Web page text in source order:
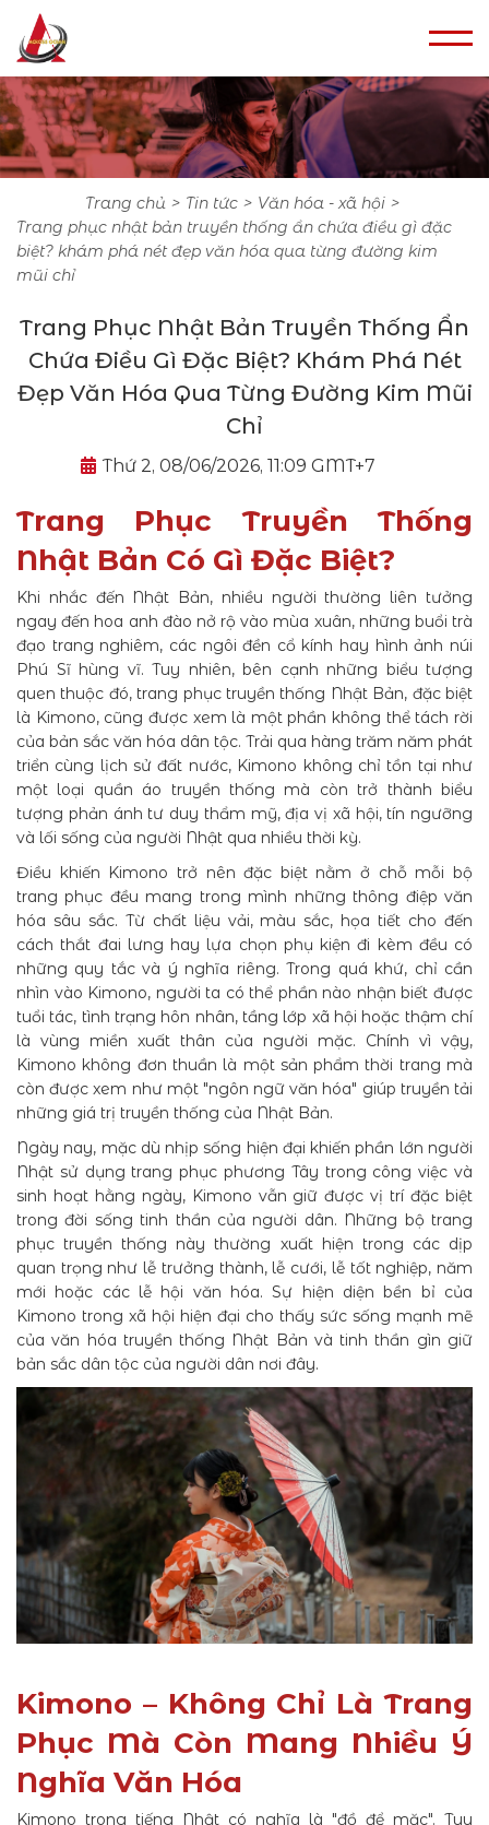
trang chủ tin tức
văn hóa - xã hội
trang phục nhật bản truyền thống ẩn chứa điều gì đặc
biệt? khám phá nét đẹp văn hóa qua từng đường kim
mũi chỉ
Trang Phục Nhật Bản Truyền Thống Ẩn
Chứa Điều Gì Đặc Biệt? Khám Phá Nét
Đẹp Văn Hóa Qua Từng Đường Kim Mũi
Chỉ
Thứ 2, 08/06/2026, 11:09 GMT+7
Trang Phục Truyền Thống
Nhật Bản Có Gì Đặc Biệt?
Khi nhắc đến Nhật Bản, nhiều người thường liên tưởng
ngay đến hoa anh đào nở rộ vào mùa xuân, những buổi trà
đạo trang nghiêm, các ngôi đền cổ kính hay hình ảnh núi
Phú Sĩ hùng vĩ. Tuy nhiên, bên cạnh những biểu tượng
quen thuộc đó, trang phục truyền thống Nhật Bản, đặc biệt
là Kimono, cũng được xem là một phần không thể tách rời
của bản sắc văn hóa dân tộc. Trải qua hàng trăm năm phát
triển cùng lịch sử đất nước, Kimono không chỉ tồn tại như
một loại quần áo truyền thống mà còn trở thành biểu
tượng phản ánh tư duy thẩm mỹ, địa vị xã hội, tín ngưỡng
và lối sống của người Nhật qua nhiều thời kỳ.
Điều khiến Kimono trở nên đặc biệt nằm ở chỗ mỗi bộ
trang phục đều mang trong mình những thông điệp văn
hóa sâu sắc. Từ chất liệu vải, màu sắc, họa tiết cho đến
cách thắt đai lưng hay lựa chọn phụ kiện đi kèm đều có
những quy tắc và ý nghĩa riêng. Trong quá khứ, chỉ cần
nhìn vào Kimono, người ta có thể phần nào nhận biết được
tuổi tác, tình trạng hôn nhân, tầng lớp xã hội hoặc thậm chí
là vùng miền xuất thân của người mặc. Chính vì vậy,
Kimono không đơn thuần là một sản phẩm thời trang mà
còn được xem như một "ngôn ngữ văn hóa" giúp truyền tải
những giá trị truyền thống của Nhật Bản.
Ngày nay, mặc dù nhịp sống hiện đại khiến phần lớn người
Nhật sử dụng trang phục phương Tây trong công việc và
sinh hoạt hằng ngày, Kimono vẫn giữ được vị trí đặc biệt
trong đời sống tinh thần của người dân. Những bộ trang
phục truyền thống này thường xuất hiện trong các dịp
quan trọng như lễ trưởng thành, lễ cưới, lễ tốt nghiệp, năm
mới hoặc các lễ hội văn hóa. Sự hiện diện bền bỉ của
Kimono trong xã hội hiện đại cho thấy sức sống mạnh mẽ
của văn hóa truyền thống Nhật Bản và tinh thần gìn giữ
bản sắc dân tộc của người dân nơi đây.
Kimono – Không Chỉ Là Trang
Phục Mà Còn Mang Nhiều Ý
Nghĩa Văn Hóa
Kimono trong tiếng Nhật có nghĩa là "đồ để mặc". Tuy